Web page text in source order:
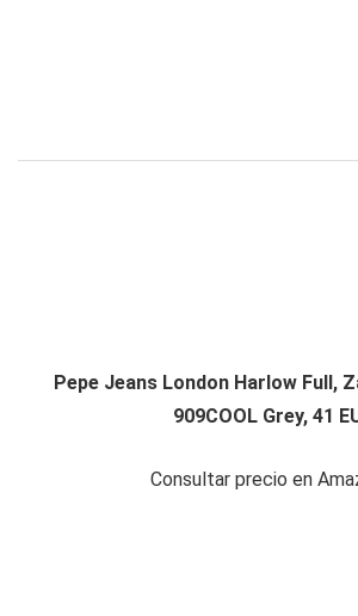
Pepe Jeans London Harlow Full,
909COOL Grey, 41
Consultar precio en